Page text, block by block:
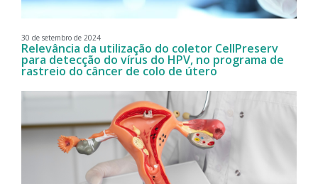
30 de setembro de 2024
Relevância da utilização do coletor CellPreserv
para detecção do vírus do HPV, no programa de
rastreio do câncer de colo de útero